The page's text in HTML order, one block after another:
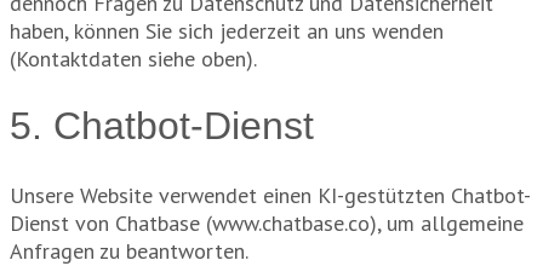
haben, können Sie sich jederzeit an uns wenden
(Kontaktdaten siehe oben).
5. Chatbot-Dienst
Unsere Website verwendet einen KI-gestützten Chatbot-
Dienst von Chatbase (www.chatbase.co), um allgemeine
Anfragen zu beantworten.